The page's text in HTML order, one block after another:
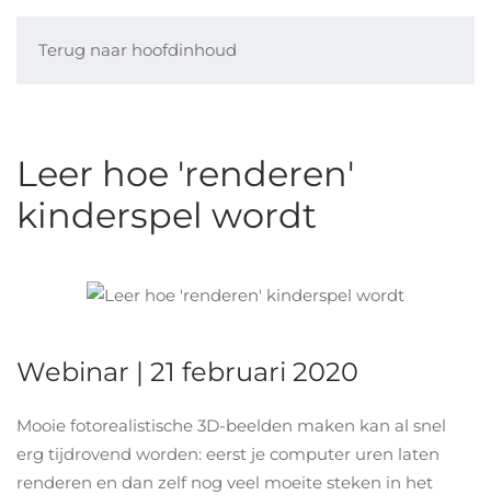
Terug naar hoofdinhoud
Leer hoe 'renderen'
kinderspel wordt
Webinar | 21 februari 2020
Mooie fotorealistische 3D-beelden maken kan al snel
erg tijdrovend worden: eerst je computer uren laten
renderen en dan zelf nog veel moeite steken in het